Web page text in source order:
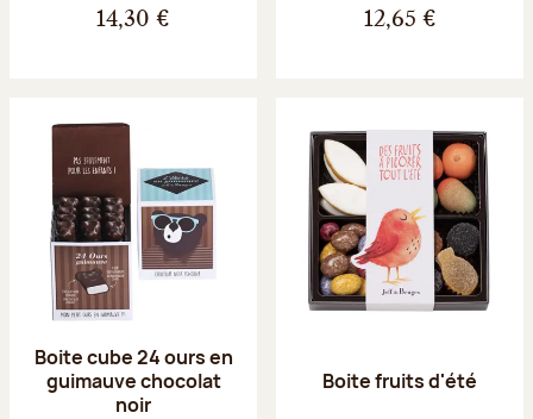
14,30 € 12,65 €
Boite cube 24 ours en
guimauve chocolat
noir
Boite fruits d'été